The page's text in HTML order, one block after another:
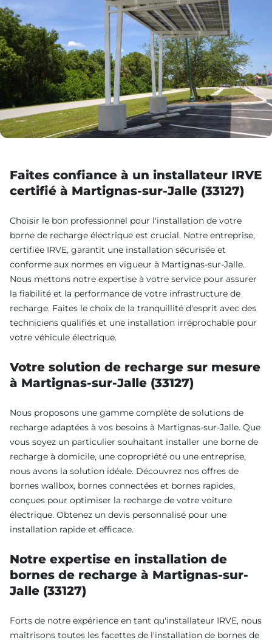
Faites confiance à un installateur IRVE
certifié à Martignas-sur-Jalle (33127)
Choisir le bon professionnel pour l'installation de votre
borne de recharge électrique est crucial. Notre entreprise,
certifiée IRVE, garantit une installation sécurisée et
conforme aux normes en vigueur à Martignas-sur-Jalle.
Nous mettons notre expertise à votre service pour assurer
la fiabilité et la performance de votre infrastructure de
recharge. Faites le choix de la tranquillité d'esprit avec des
techniciens qualifiés et une installation irréprochable pour
votre véhicule électrique.
Votre solution de recharge sur mesure
à Martignas-sur-Jalle (33127)
Nous proposons une gamme complète de solutions de
recharge adaptées à vos besoins à Martignas-sur-Jalle. Que
vous soyez un particulier souhaitant installer une borne de
recharge à domicile, une copropriété ou une entreprise,
nous avons la solution idéale. Découvrez nos offres de
bornes wallbox, bornes connectées et bornes rapides,
conçues pour optimiser la recharge de votre voiture
électrique. Obtenez un devis personnalisé pour une
installation rapide et efficace.
Notre expertise en installation de
bornes de recharge à Martignas-sur-
Jalle (33127)
Forts de notre expérience en tant qu'installateur IRVE, nous
maîtrisons toutes les facettes de l'installation de bornes de